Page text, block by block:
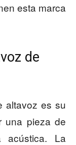
esta marca
de
altavoz es su
una pieza de
La